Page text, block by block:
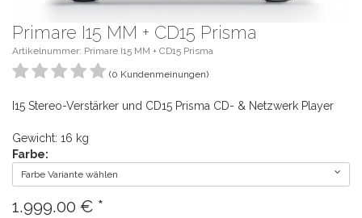
Primare I15 MM + CD15 Prisma
Artikelnummer: Primare I15 MM + CD15 Prisma
(0 Kundenmeinungen)
I15 Stereo-Verstärker und CD15 Prisma CD- & Netzwerk Player
Gewicht: 16 kg
Farbe:
Farbe Variante wählen
1.999.00 € *